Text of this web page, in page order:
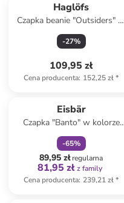
Haglöfs
Czapka beanie "Outsiders" w
kolorze fioletowym
-27%
109,95 zł
Cena producenta: 152,25 zł*
Eisbär
Czapka "Banto" w kolorze
czarno-niebieskim
-65%
89,95 złregularna
81,95 zł z family
Cena producenta: 239,21 zł*